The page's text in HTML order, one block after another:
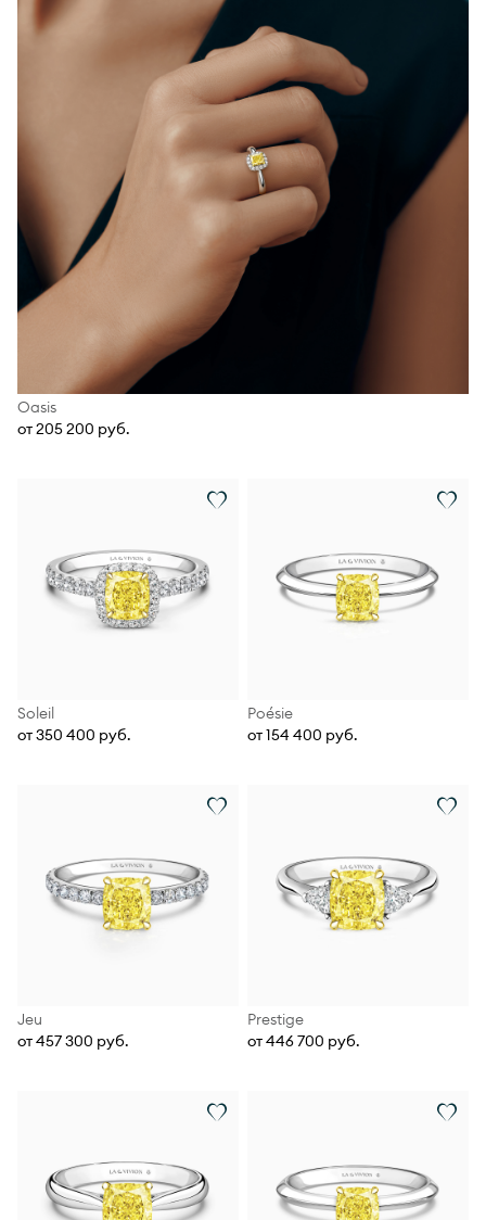
Oasis
от 205 200 руб.
Soleil
от 350 400 руб.
Poésie
от 154 400 руб.
Jeu
от 457 300 руб.
Prestige
от 446 700 руб.